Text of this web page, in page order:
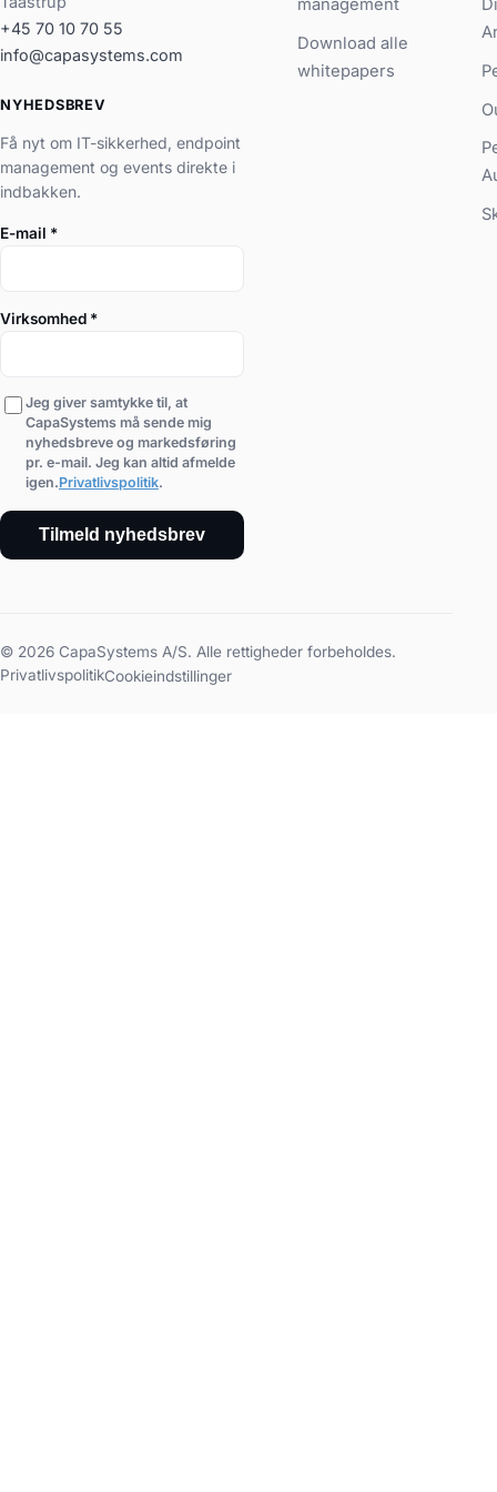
+45 70 10 70 55
info@capasystems.com
NYHEDSBREV
Få nyt om IT-sikkerhed, endpoint
management og events direkte i
indbakken.
E-mail *
Virksomhed *
Jeg giver samtykke til, at
CapaSystems må sende mig
nyhedsbreve og markedsføring
pr. e-mail. Jeg kan altid afmelde
igen.Privatlivspolitik.
Tilmeld nyhedsbrev
management
Download alle
whitepapers
© 2026 CapaSystems A/S. Alle rettigheder forbeholdes.
PrivatlivspolitikCookieindstillinger